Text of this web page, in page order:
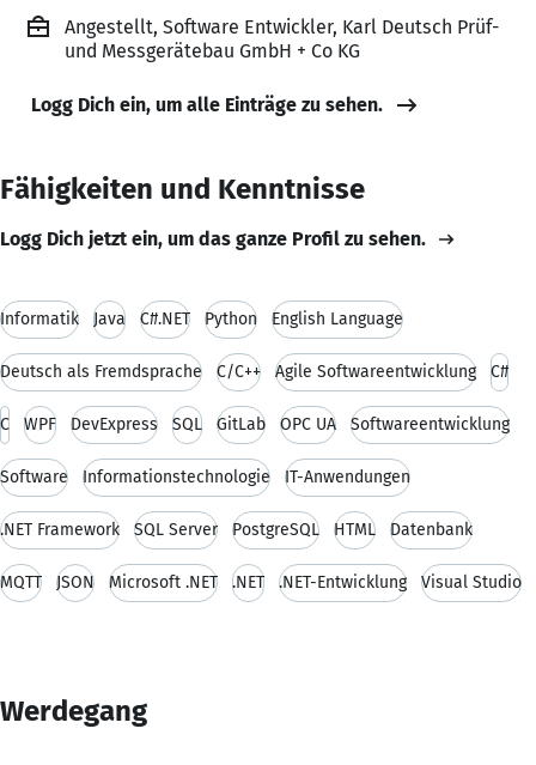
Angestellt, Software Entwickler, Karl Deutsch Prüf-
und Messgerätebau GmbH + Co KG
Logg Dich ein, um alle Einträge zu sehen.
Fähigkeiten und Kenntnisse
Logg Dich jetzt ein, um das ganze Profil zu sehen.
Informatik Java C#.NET Python English Language
Deutsch als Fremdsprache C/C++ Agile Softwareentwicklung C#
C WPF DevExpress SQL GitLab OPC UA Softwareentwicklung
Software Informationstechnologie IT-Anwendungen
.NET Framework SQL Server PostgreSQL HTML Datenbank
MQTT JSON Microsoft .NET .NET .NET-Entwicklung Visual Studio
Werdegang